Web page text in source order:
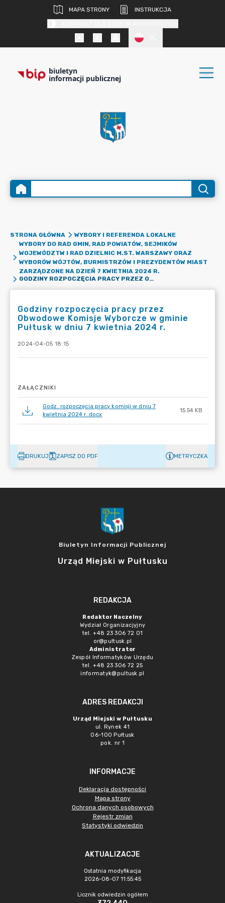
MAPA STRONY
INSTRUKCJA
biuletyn
informacji publicznej
STRONA GŁÓWNA
WYBORY I REFERENDA LOKALNE
WYBORY DO RAD GMIN, RAD POWIATÓW, SEJMIKÓW
WOJEWÓDZTW I RAD DZIELNIC M.ST. WARSZAWY ORAZ
WYBORÓW WÓJTÓW, BURMISTRZÓW I PREZYDENTÓW MIAST
ZARZĄDZONE NA DZIEŃ 7 KWIETNIA 2024 R.
GODZINY ROZPOCZĘCIA PRACY PRZEZ OBWODOWE KOMISJE WYBORCZE W GMINIE PUŁTUSK W DNIU 7 KWIETNIA 2024 R.
Godziny rozpoczęcia pracy przez
Obwodowe Komisje Wyborcze w gminie
Pułtusk w dniu 7 kwietnia 2024 r.
2024-04-05 18:15
ZAŁĄCZNIKI
Godz. rozpoczęcia pracy komisji w dniu 7
kwietnia 2024 r..docx
15.54 KB
DRUKUJ ZAPISZ DO PDF METRYCZKA
Biuletyn Informacji Publicznej
Urząd Miejski w Pułtusku
REDAKCJA
Redaktor Naczelny
Wydział Organizacjyjny
tel. +48 23 306 72 01
or@pultusk.pl
Administrator
Zespół Informatyków Urzędu
tel. +48 23 306 72 25
informatyk@pultusk.pl
ADRES REDAKCJI
Urząd Miejski w Pułtusku
ul. Rynek 41
06-100 Pułtusk
pok. nr 1
INFORMACJE
Deklaracja dostępności
Mapa strony
Ochrona danych osobowych
Rejestr zmian
Statystyki odwiedzin
AKTUALIZACJE
Ostatnia modyfikacja
2026-08-07 11:55:45
Licznik odwiedzin ogółem